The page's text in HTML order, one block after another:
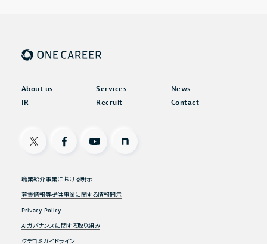
About us Services
News
IR
Recruit Contact
X Facebook
職業紹介事業における明示
募集情報等提供事業に関する情報開示
Privacy Policy
AIガバナンスに関する取り組み
クチコミガイドライン